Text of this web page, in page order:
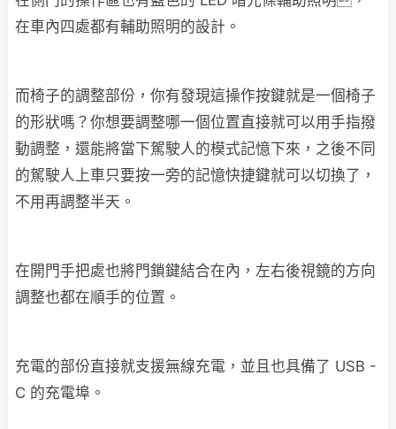
在車內四處都有輔助照明的設計。
而椅子的調整部份，你有發現這操作按鍵就是一個椅子
的形狀嗎？你想要調整哪一個位置直接就可以用手指撥
動調整，還能將當下駕駛人的模式記憶下來，之後不同
的駕駛人上車只要按一旁的記憶快捷鍵就可以切換了，
不用再調整半天。
在開門手把處也將門鎖鍵結合在內，左右後視鏡的方向
調整也都在順手的位置。
充電的部份直接就支援無線充電，並且也具備了 USB -
C 的充電埠。